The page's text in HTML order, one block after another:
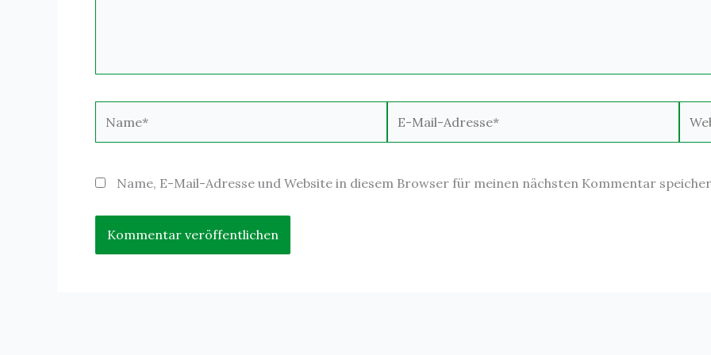
Mail-
Name, E-Mail-Adresse und Website in diesem Browser für meinen nächsten Kommentar